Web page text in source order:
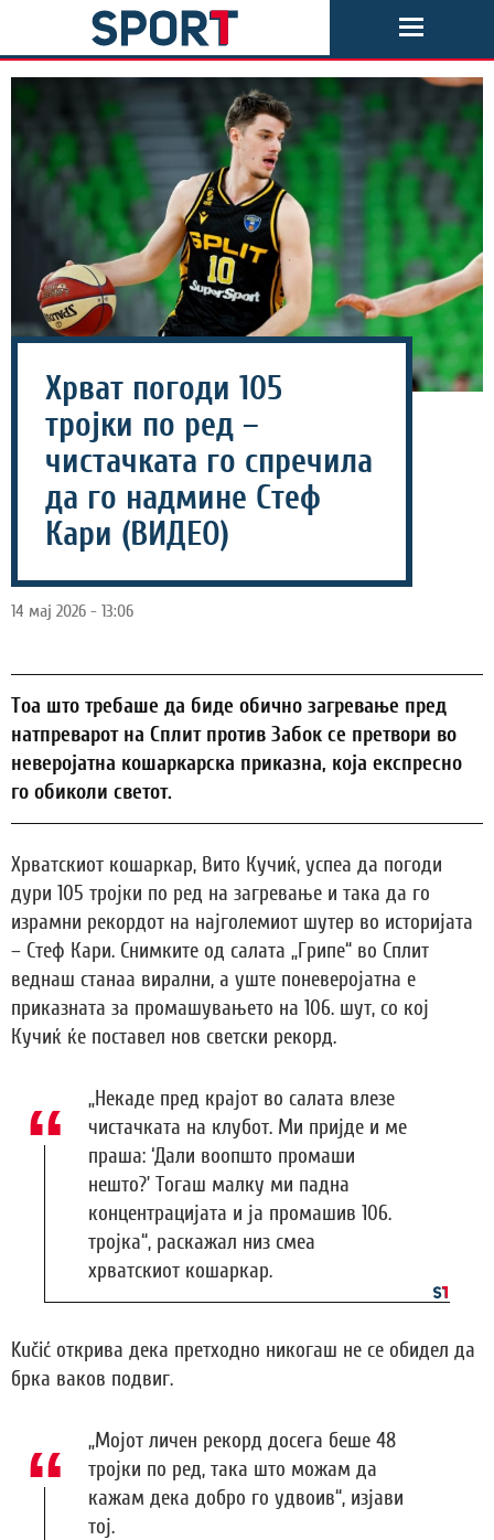
Хрват погоди 105
тројки по ред –
чистачката го спречила
да го надмине Стеф
Кари (ВИДЕО)
14 мај 2026 - 13:06
Тоа што требаше да биде обично загревање пред
натпреварот на Сплит против Забок се претвори во
неверојатна кошаркарска приказна, која експресно
го обиколи светот.
Хрватскиот кошаркар, Вито Кучиќ, успеа да погоди
дури 105 тројки по ред на загревање и така да го
израмни рекордот на најголемиот шутер во историјата
– Стеф Кари. Снимките од салата „Грипе“ во Сплит
веднаш станаа вирални, а уште поневеројатна е
приказната за промашувањето на 106. шут, со кој
Кучиќ ќе поставел нов светски рекорд.
„Некаде пред крајот во салата влезе
чистачката на клубот. Ми пријде и ме
праша: ‘Дали воопшто промаши
нешто?’ Тогаш малку ми падна
концентрацијата и ја промашив 106.
тројка“, раскажал низ смеа
хрватскиот кошаркар.
Kučić открива дека претходно никогаш не се обидел да
брка ваков подвиг.
„Мојот личен рекорд досега беше 48
тројки по ред, така што можам да
кажам дека добро го удвоив“, изјави
тој.